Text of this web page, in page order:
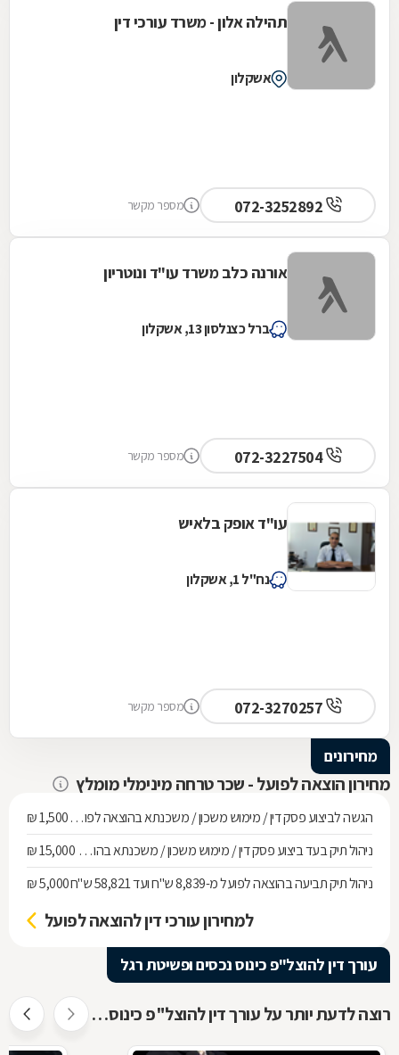
תהילה אלון - משרד עורכי דין
אשקלון
מספר מקשר
אורנה כלב משרד עו"ד ונוטריון
ברל כצנלסון 13, אשקלון
072-3227504 מספר מקשר
עו"ד אופק בלאיש
נח"ל 1, אשקלון
מספר מקשר
מחירונים
מחירון הוצאה לפועל - שכר טרחה מינימלי מומלץ
הגשה לביצוע פסק דין / מימוש משכון / משכנתא בהוצאה לפועל ועד חוב של 268,010 ש"ח1,500 ₪
ניהול תיק בעד ביצוע פסק דין / מימוש משכון / משכנתא בהוצאה לפועל מחוב של 268,010 ש"ח ועד 536,137 ש"ח 15,000 ₪
ניהול תיק תביעה בהוצאה לפועל מ-8,839 ש"ח ועד 58,821 ש"ח
5,000 ₪
למחירון עורכי דין להוצאה לפועל
עורך דין להוצל"פ כינוס נכסים ופשיטת רגל
רוצה לדעת יותר על עורך דין להוצל"פ כינוס נכסים ופשיטת רגל ?